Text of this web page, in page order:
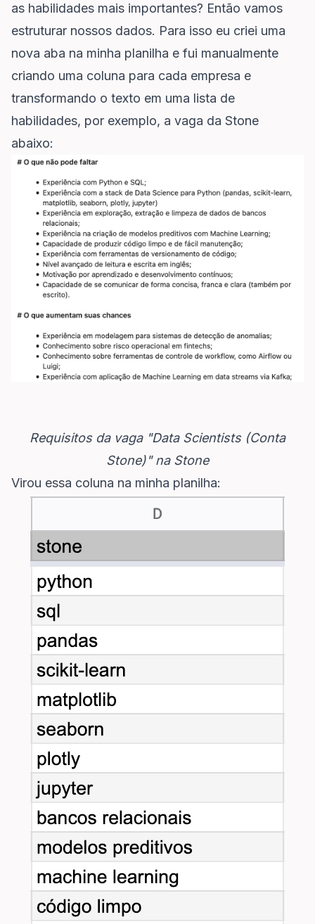
as habilidades mais importantes? Então vamos
estruturar nossos dados. Para isso eu criei uma
nova aba na minha planilha e fui manualmente
criando uma coluna para cada empresa e
transformando o texto em uma lista de
habilidades, por exemplo, a vaga da Stone
abaixo:
Requisitos da vaga "Data Scientists (Conta
Stone)" na Stone
Virou essa coluna na minha planilha: